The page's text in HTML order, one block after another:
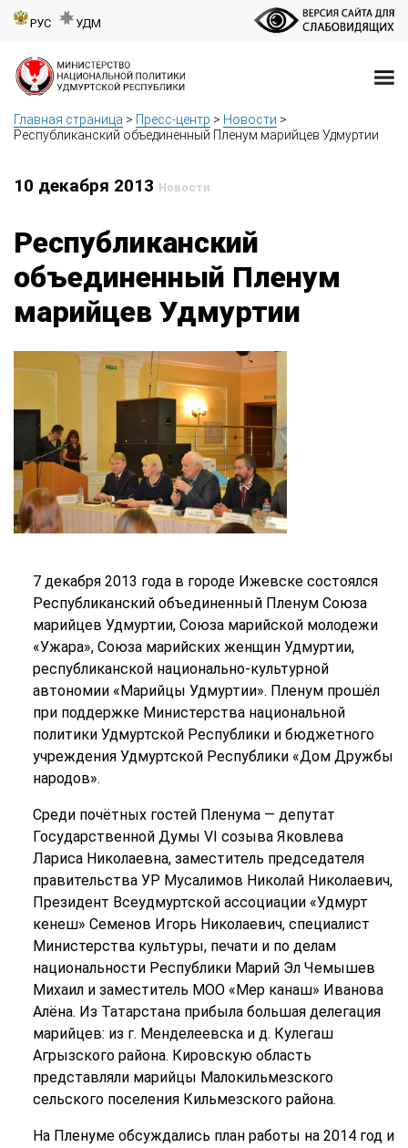
РУС УДМ
Главная страница > Пресс-центр > Новости >
Республиканский объединенный Пленум марийцев Удмуртии
10 декабря 2013 Новости
Республиканский
объединенный Пленум
марийцев Удмуртии
7 декабря 2013 года в городе Ижевске состоялся
Республиканский объединенный Пленум Союза
марийцев Удмуртии, Союза марийской молодежи
«Ужара», Союза марийских женщин Удмуртии,
республиканской национально-культурной
автономии «Марийцы Удмуртии». Пленум прошёл
при поддержке Министерства национальной
политики Удмуртской Республики и бюджетного
учреждения Удмуртской Республики «Дом Дружбы
народов».
Среди почётных гостей Пленума — депутат
Государственной Думы VI созыва Яковлева
Лариса Николаевна, заместитель председателя
правительства УР Мусалимов Николай Николаевич,
Президент Всеудмуртской ассоциации «Удмурт
кенеш» Семенов Игорь Николаевич, специалист
Министерства культуры, печати и по делам
национальности Республики Марий Эл Чемышев
Михаил и заместитель МОО «Мер канаш» Иванова
Алёна. Из Татарстана прибыла большая делегация
марийцев: из г. Менделеевска и д. Кулегаш
Агрызского района. Кировскую область
представляли марийцы Малокильмезского
сельского поселения Кильмезского района.
На Пленуме обсуждались план работы на 2014 год и